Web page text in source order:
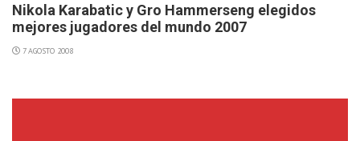
Nikola Karabatic y Gro Hammerseng elegidos
mejores jugadores del mundo 2007
7 AGOSTO 2008